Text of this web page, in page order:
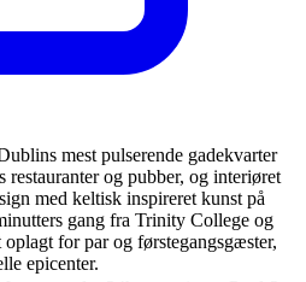
mest pulserende gadekvarter
restauranter og pubber, og interiøret
med keltisk inspireret kunst på
gang fra Trinity College og
for par og førstegangsgæster,
epicenter.